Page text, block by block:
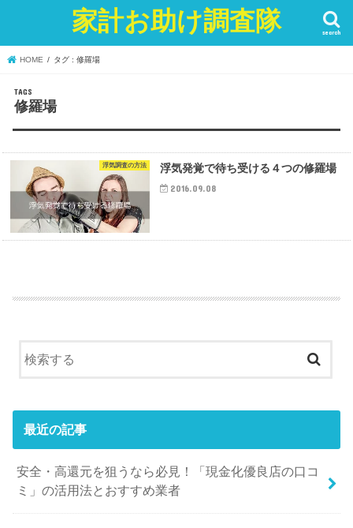
家計お助け調査隊 search
HOME タグ : 修羅場
修羅場
浮気調査の方法 浮気発覚で待ち受ける４つの修羅場
2016.09.08
最近の記事
安全・高還元を狙うなら必見！「現金化優良店の口コ
ミ」の活用法とおすすめ業者